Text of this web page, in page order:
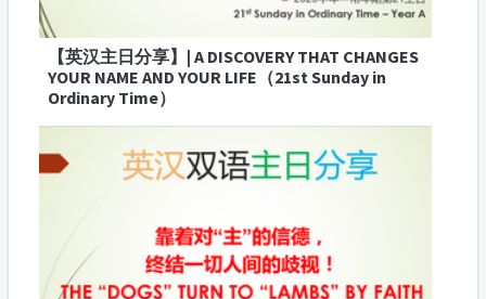
【英汉主日分享】| A DISCOVERY THAT CHANGES
YOUR NAME AND YOUR LIFE（21st Sunday in
Ordinary Time）